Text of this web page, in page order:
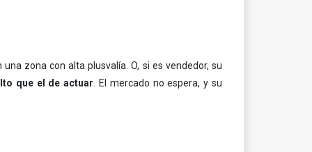
zona con alta plusvalía. O, si es vendedor, su
que el de actuar . El mercado no espera, y su